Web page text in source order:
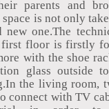
parents and
is not only
new one.The
first floor is firstly
with the shoe
glass outside
the living room,
connect with TV